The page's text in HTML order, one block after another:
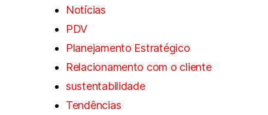
Notícias
PDV
Planejamento Estratégico
Relacionamento com o cliente
sustentabilidade
Tendências